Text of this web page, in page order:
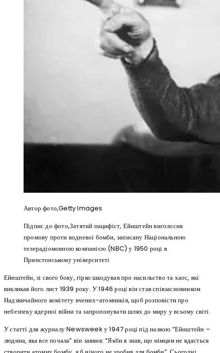
Автор фото,Getty Images
Підпис до фото,Затятий пацифіст, Ейнштейн виголосив
промову проти водневої бомби, записану Національною
телерадіомовною компанією (NBC) у 1950 році в
Принстонському університеті
Ейнштейн, зі свого боку, гірко шкодував про насильство та хаос, які
викликав його лист 1939 року. У 1946 році він став співзасновником
Надзвичайного комітету вчених-атомників, щоб розповісти про
небезпеку ядерної війни та запропонувати шлях до миру у всьому світі.
У статті для журналу Newsweek у 1947 році під назвою “Ейнштейн –
людина, яка все почала” він заявив: “Якби я знав, що німцям не вдасться